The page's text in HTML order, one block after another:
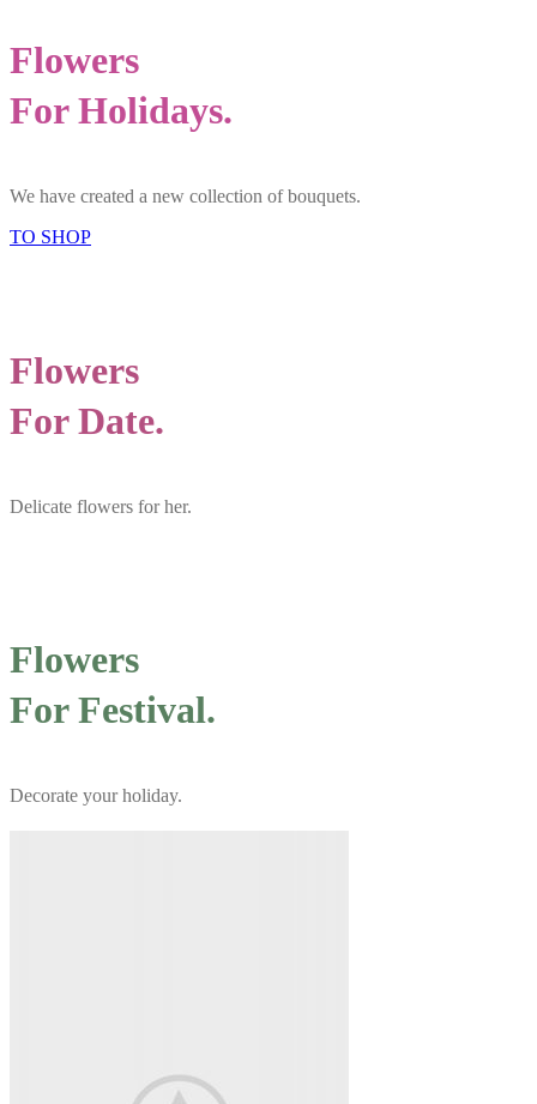
Flowers
For Holidays.
We have created a new collection of bouquets.
TO SHOP
Flowers
For Date.
Delicate flowers for her.
Flowers
For Festival.
Decorate your holiday.